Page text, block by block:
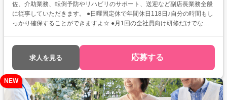
佐、介助業務、転倒予防やリハビリのサポート、送迎など副店長業務全般
に従事していただきます。 ●日曜固定休で年間休日118日♪自分の時間もし
っかり確保することができますよ☆ ●月1回の全社員向け研修だけでな
求人を見る 応募する
NEW